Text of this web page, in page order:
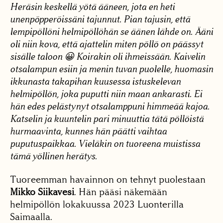
Heräsin keskellä yötä ääneen, jota en heti
unenpöpperöissäni tajunnut. Pian tajusin, että
lempipöllöni helmipöllöhän se äänen lähde on. Ääni
oli niin kova, että ajattelin miten pöllö on päässyt
sisälle taloon 😀 Koirakin oli ihmeissään. Kaivelin
otsalampun esiin ja menin tuvan puolelle, huomasin
ikkunasta takapihan kuusessa istuskelevan
helmipöllön, joka puputti niin maan ankarasti. Ei
hän edes pelästynyt otsalamppuni himmeää kajoa.
Katselin ja kuuntelin pari minuuttia tätä pöllöistä
hurmaavinta, kunnes hän päätti vaihtaa
puputuspaikkaa. Vieläkin on tuoreena muistissa
tämä yöllinen herätys.
Tuoreemman havainnon on tehnyt puolestaan
Mikko Siikavesi. Hän pääsi näkemään
helmipöllön lokakuussa 2023 Luonterilla
Saimaalla.